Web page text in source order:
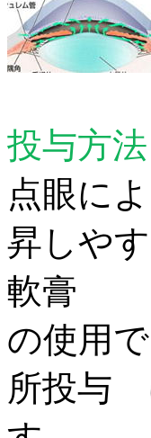
投与方
点眼に
昇しやす
軟膏
の使用
所投与